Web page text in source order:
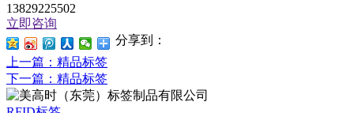
13829225502
立即咨询
分享到：
上一篇 ：精品标签
下一篇 ：精品标签